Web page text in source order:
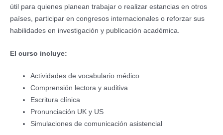
útil para quienes planean trabajar o realizar estancias en otros
países, participar en congresos internacionales o reforzar sus
habilidades en investigación y publicación académica.
El curso incluye:
Actividades de vocabulario médico
Comprensión lectora y auditiva
Escritura clínica
Pronunciación UK y US
Simulaciones de comunicación asistencial